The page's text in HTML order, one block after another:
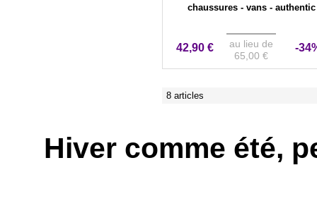
chaussures - vans - authentic
42,90 €
au lieu de
65,00 €
-
8 articles
Hiver comme été,